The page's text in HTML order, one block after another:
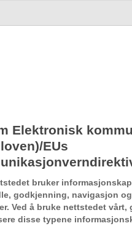
7A2/7A3
kjørebok
Elektronisk
EUs
bruker
godkjenning, navigasjon
Ved å bruke nettstedet vårt,
disse typene